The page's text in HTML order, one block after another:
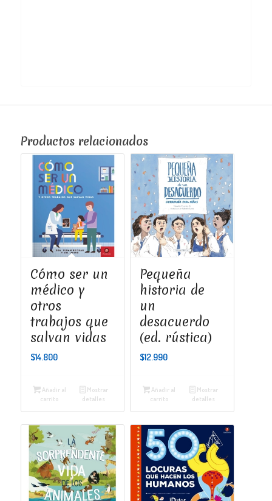
Productos relacionados
Cómo ser un
médico y
otros
trabajos que
salvan vidas
$14.800
Añadir al
carrito
Mostrar
detalles
Pequeña
historia de
un
desacuerdo
(ed. rústica)
$12.990
Añadir al
carrito
Mostrar
detalles